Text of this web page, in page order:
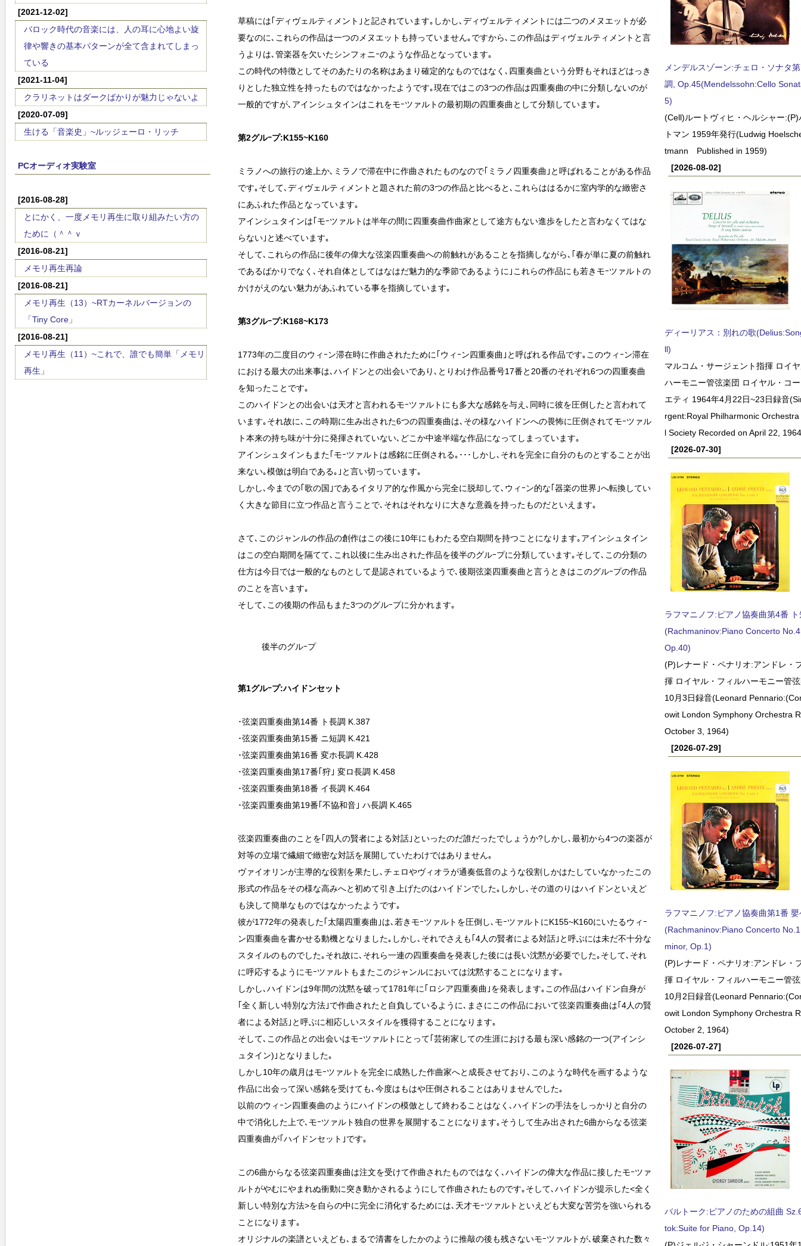
[2021-12-02]
バロック時代の音楽には、人の耳に心地よい旋
律や響きの基本パターンが全て含まれてしまっ
ている
[2021-11-04]
クラリネットはダークばかりが魅力じゃないよ
[2020-07-09]
生ける「音楽史」~ルッジェーロ・リッチ
PCオーディオ実験室
[2016-08-28]
とにかく、一度メモリ再生に取り組みたい方の
ために（＾＾ｖ
[2016-08-21]
メモリ再生再論
[2016-08-21]
メモリ再生（13）~RTカーネルバージョンの
「Tiny Core」
[2016-08-21]
メモリ再生（11）~これで、誰でも簡単「メモリ
再生」
草稿には｢ディヴェルティメント｣と記されています｡しかし､ディヴェルティメントには二つのメヌエットが必
要なのに､これらの作品は一つのメヌエットも持っていません｡ですから､この作品はディヴェルティメントと言
うよりは､管楽器を欠いたシンフォニｰのような作品となっています｡
この時代の特徴としてそのあたりの名称はあまり確定的なものではなく､四重奏曲という分野もそれほどはっき
りとした独立性を持ったものではなかったようです｡現在ではこの3つの作品は四重奏曲の中に分類しないのが
一般的ですが､アインシュタインはこれをモｰツァルトの最初期の四重奏曲として分類しています｡
第2グルｰプ:K155~K160
ミラノへの旅行の途上か､ミラノで滞在中に作曲されたものなので｢ミラノ四重奏曲｣と呼ばれることがある作品
です｡そして､ディヴェルティメントと題された前の3つの作品と比べると､これらははるかに室内学的な緻密さ
にあふれた作品となっています｡
アインシュタインは｢モｰツァルトは半年の間に四重奏曲作曲家として途方もない進歩をしたと言わなくてはな
らない｣と述べています｡
そして､これらの作品に後年の偉大な弦楽四重奏曲への前触れがあることを指摘しながら､｢春が単に夏の前触れ
であるばかりでなく､それ自体としてはなはだ魅力的な季節であるように｣これらの作品にも若きモｰツァルトの
かけがえのない魅力があふれている事を指摘しています｡
第3グルｰプ:K168~K173
1773年の二度目のウィｰン滞在時に作曲されたために｢ウィｰン四重奏曲｣と呼ばれる作品です｡このウィｰン滞在
における最大の出来事は､ハイドンとの出会いであり､とりわけ作品番号17番と20番のそれぞれ6つの四重奏曲
を知ったことです｡
このハイドンとの出会いは天才と言われるモｰツァルトにも多大な感銘を与え､同時に彼を圧倒したと言われて
います｡それ故に､この時期に生み出された6つの四重奏曲は､その様なハイドンへの畏怖に圧倒されてモｰツァル
ト本来の持ち味が十分に発揮されていない､どこか中途半端な作品になってしまっています｡
アインシュタインもまた｢モｰツァルトは感銘に圧倒される｡･･･しかし､それを完全に自分のものとすることが出
来ない｡模倣は明白である｡｣と言い切っています｡
しかし､今までの｢歌の国｣であるイタリア的な作風から完全に脱却して､ウィｰン的な｢器楽の世界｣へ転換してい
く大きな節目に立つ作品と言うことで､それはそれなりに大きな意義を持ったものだといえます｡
さて､このジャンルの作品の創作はこの後に10年にもわたる空白期間を持つことになります｡アインシュタイン
はこの空白期間を隔てて､これ以後に生み出された作品を後半のグルｰプに分類しています｡そして､この分類の
仕方は今日では一般的なものとして是認されているようで､後期弦楽四重奏曲と言うときはこのグルｰプの作品
のことを言います｡
そして､この後期の作品もまた3つのグルｰプに分かれます｡
後半のグルｰプ
第1グルｰプ:ハイドンセット
･弦楽四重奏曲第14番 ト長調 K.387
･弦楽四重奏曲第15番 ニ短調 K.421
･弦楽四重奏曲第16番 変ホ長調 K.428
･弦楽四重奏曲第17番｢狩｣ 変ロ長調 K.458
･弦楽四重奏曲第18番 イ長調 K.464
･弦楽四重奏曲第19番｢不協和音｣ ハ長調 K.465
弦楽四重奏曲のことを｢四人の賢者による対話｣といったのだ誰だったでしょうか?しかし､最初から4つの楽器が
対等の立場で繊細で緻密な対話を展開していたわけではありません｡
ヴァイオリンが主導的な役割を果たし､チェロやヴィオラが通奏低音のような役割しかはたしていなかったこの
形式の作品をその様な高みへと初めて引き上げたのはハイドンでした｡しかし､その道のりはハイドンといえど
も決して簡単なものではなかったようです｡
彼が1772年の発表した｢太陽四重奏曲｣は､若きモｰツァルトを圧倒し､モｰツァルトにK155~K160にいたるウィｰ
ン四重奏曲を書かせる動機となりました｡しかし､それでさえも｢4人の賢者による対話｣と呼ぶには未だ不十分な
スタイルのものでした｡それ故に､それら一連の四重奏曲を発表した後には長い沈黙が必要でした｡そして､それ
に呼応するようにモｰツァルトもまたこのジャンルにおいては沈黙することになります｡
しかし､ハイドンは9年間の沈黙を破って1781年に｢ロシア四重奏曲｣を発表します｡この作品はハイドン自身が
｢全く新しい特別な方法｣で作曲されたと自負しているように､まさにこの作品において弦楽四重奏曲は｢4人の賢
者による対話｣と呼ぶに相応しいスタイルを獲得することになります｡
そして､この作品との出会いはモｰツァルトにとって｢芸術家しての生涯における最も深い感銘の一つ(アインシ
ュタイン)｣となりました｡
しかし10年の歳月はモｰツァルトを完全に成熟した作曲家へと成長させており､このような時代を画するような
作品に出会って深い感銘を受けても､今度はもはや圧倒されることはありませんでした｡
以前のウィｰン四重奏曲のようにハイドンの模倣として終わることはなく､ハイドンの手法をしっかりと自分の
中で消化した上で､モｰツァルト独自の世界を展開することになります｡そうして生み出された6曲からなる弦楽
四重奏曲が｢ハイドンセット｣です｡
この6曲からなる弦楽四重奏曲は注文を受けて作曲されたものではなく､ハイドンの偉大な作品に接したモｰツァ
ルトがやむにやまれぬ衝動に突き動かされるようにして作曲されたものです｡そして､ハイドンが提示した<全く
新しい特別な方法>を自らの中に完全に消化するためには､天才モｰツァルトといえども大変な苦労を強いられる
ことになります｡
オリジナルの楽譜といえども､まるで清書をしたかのように推敲の後も残さないモｰツァルトが､破棄された数々
メンデルスゾーン:チェロ・ソナタ
調, Op.45(Mendelssohn:Cello
5)
(Cell)ルートヴィヒ・ヘルシャー
トマン 1959年発行(Ludwig
tmann Published in 1959)
[2026-08-02]
ディーリアス：別れの歌
ll)
マルコム・サージェント指揮 ロイ
ハーモニー管弦楽団 ロイヤル・コ
エティ 1964年4月22日~23日録音
rgent:Royal Philharmonic
l Society Recorded on April 22,
[2026-07-30]
ラフマニノフ:ピアノ協奏曲第4番
(Rachmaninov:Piano Concerto
Op.40)
(P)レナード・ペナリオ:アンドレ・
揮 ロイヤル・フィルハーモニー管
10月3日録音(Leonard
owit London Symphony Orchestra
October 3, 1964)
[2026-07-29]
ラフマニノフ:ピアノ協奏曲第1番
(Rachmaninov:Piano Concerto
minor, Op.1)
(P)レナード・ペナリオ:アンドレ・
揮 ロイヤル・フィルハーモニー管
10月2日録音(Leonard
owit London Symphony Orchestra
October 2, 1964)
[2026-07-27]
バルトーク:ピアノのための組曲
tok:Suite for Piano, Op.14)